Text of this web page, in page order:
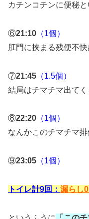
カチンコチンに便秘
⑥21:10 （1個）
肛門に挟まる残便不快
⑦21:45 （1.5個）
結局はチマチマ出てく
⑧22:20 （1個）
なんかこのチマチマ
⑨23:05 （1個）
トイレ計9回： 漏らし